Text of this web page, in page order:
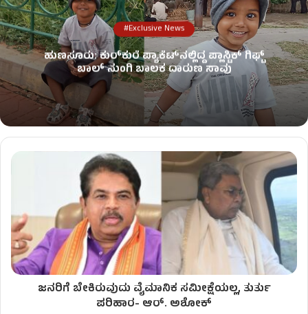
#Exclusive News
ಹುಣಸೂರು: ಕುರ್‌ಕುರೆ ಪ್ಯಾಕೆಟ್‌ನಲ್ಲಿದ್ದ ಪ್ಲಾಸ್ಟಿಕ್ ಗಿಫ್ಟ್
ಬಾಲ್ ನುಂಗಿ ಬಾಲಕ ದಾರುಣ ಸಾವು
ಜನರಿಗೆ ಬೇಕಿರುವುದು ವೈಮಾನಿಕ ಸಮೀಕ್ಷೆಯಲ್ಲ, ತುರ್ತು
ಪರಿಹಾರ- ಆರ್​. ಅಶೋಕ್​​